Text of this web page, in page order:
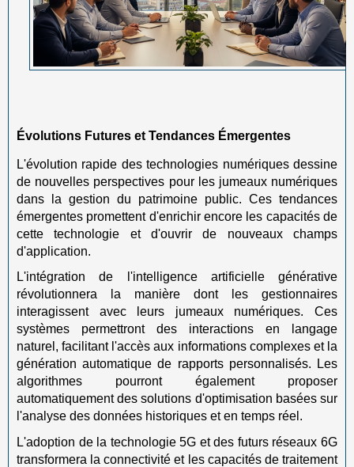
Évolutions Futures et Tendances Émergentes
L'évolution rapide des technologies numériques dessine
de nouvelles perspectives pour les jumeaux numériques
dans la gestion du patrimoine public. Ces tendances
émergentes promettent d'enrichir encore les capacités de
cette technologie et d'ouvrir de nouveaux champs
d'application.
L'intégration de l'intelligence artificielle générative
révolutionnera la manière dont les gestionnaires
interagissent avec leurs jumeaux numériques. Ces
systèmes permettront des interactions en langage
naturel, facilitant l'accès aux informations complexes et la
génération automatique de rapports personnalisés. Les
algorithmes pourront également proposer
automatiquement des solutions d'optimisation basées sur
l'analyse des données historiques et en temps réel.
L'adoption de la technologie 5G et des futurs réseaux 6G
transformera la connectivité et les capacités de traitement